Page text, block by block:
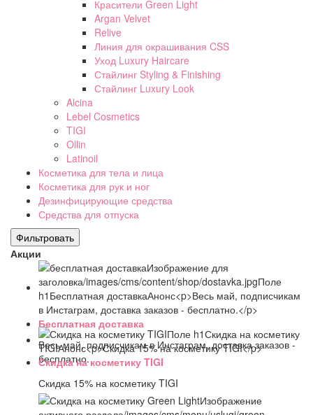
Красители Green Light
Argan Velvet
Relive
Линия для окрашивания CSS
Уход Luxury Haircare
Стайлинг Styling & Finishing
Стайлинг Luxury Look
Alcina
Lebel Cosmetics
TIGI
Ollin
Latinoil
Косметика для тела и лица
Косметика для рук и ног
Дезинфицирующие средства
Средства для отпуска
Акции
Бесплатная доставка
Весь май, подписчикам в Инстаграм, доставка заказов -
бесплатно.
Скидка на косметику TIGI
Скидка 15% на косметику TIGI